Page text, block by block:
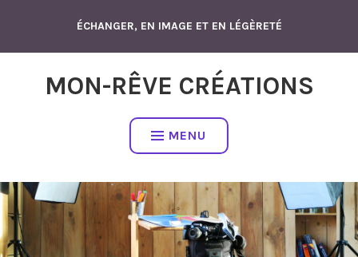
contenu
ÉCHANGER, EN IMAGE ET EN LÉGÈRETÉ
MON-RÊVE CRÉATIONS
MENU